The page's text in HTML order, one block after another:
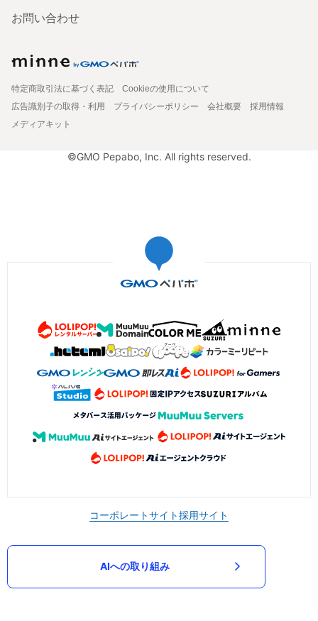
お問い合わせ
特定商取引法に基づく表記
Cookieの使用について
広告識別子の取得・利用
プライバシーポリシー 会社概要
採用情報
メディアキット
©GMO Pepabo, Inc. All rights reserved.
コーポレートサイト採用サイト
AIへの取り組み